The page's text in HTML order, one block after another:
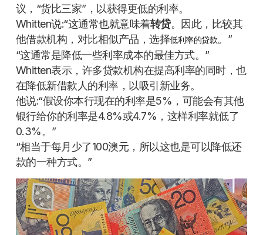
议，“货比三家”，以获得更低的利率。
Whitten说:“这通常也就意味着转贷。因此，比较其
他借款机构，对比相似产品，选择低利率的贷款。”
“这通常是降低一些利率成本的最佳方式。”
Whitten表示，许多贷款机构在提高利率的同时，也
在降低新借款人的利率，以吸引新业务。
他说:“假设你本行现在的利率是5%，可能会有其他
银行给你的利率是4.8%或4.7%，这样利率就低了
0.3%。”
“相当于每月少了100澳元，所以这也是可以降低还
款的一种方式。”